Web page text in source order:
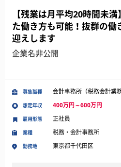
【残業は月平均20時間未
た働き方も可能！抜群の働
迎えします
企業名非公開
募集職種 会計事務所（税務会計業務
想定年収 400万円～600万円
業種 税務・会計事務所
勤務地 東京都千代田区
雇用形態 正社員